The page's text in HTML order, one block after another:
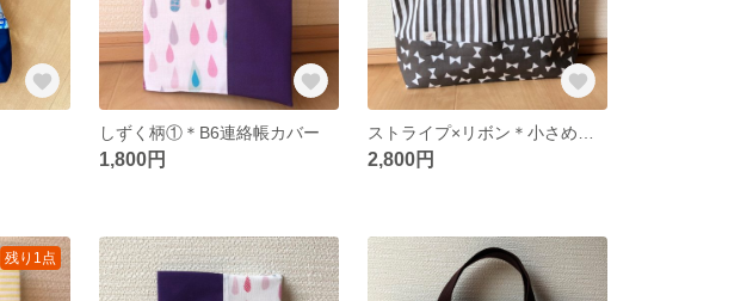
しずく柄①＊B6連絡帳カバー
1,800円 2,800円
残り1点